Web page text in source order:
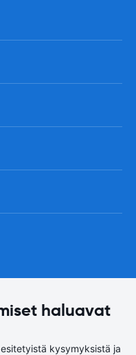
haluavat
kysymyksistä ja